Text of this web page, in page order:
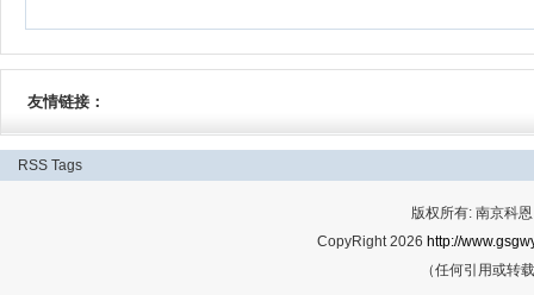
友情链接：
RSS Tags
版权所有: 南京科
CopyRight 2026 http://
（任何引用或转